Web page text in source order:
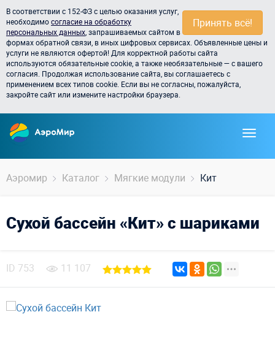
Принять всё!
В соответствии с 152-ФЗ с целью оказания услуг,
необходимосогласие на обработку
персональных данных , запрашиваемых сайтом в
формах обратной связи, в иных цифровых сервисах. Объявленные цены и
услуги не являются офертой! Для корректной работы сайта
используются обязательные cookie, а также необязательные — с вашего
согласия. Продолжая использование сайта, вы соглашаетесь с
применением всех типов cookie. Если вы не согласны, пожалуйста,
закройте сайт или измените настройки браузера.
Аэромир Каталог Мягкие модули Кит
Сухой бассейн «Кит» с шариками
ID 753 11 107